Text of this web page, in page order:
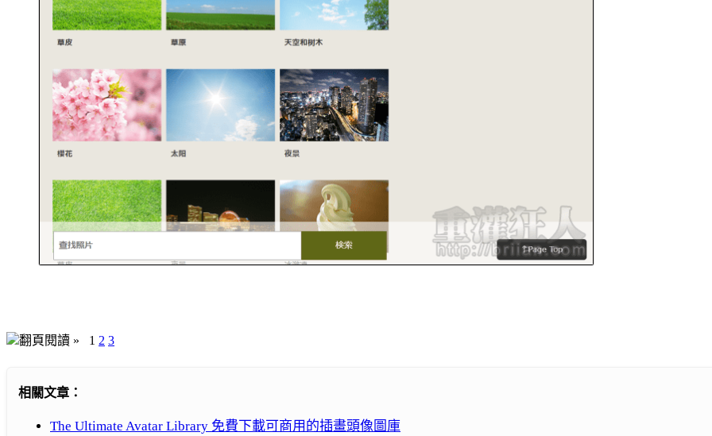
翻頁閱讀 » 1 2 3
相關文章：
The Ultimate Avatar Library 免費下載可商用的插畫頭像圖庫